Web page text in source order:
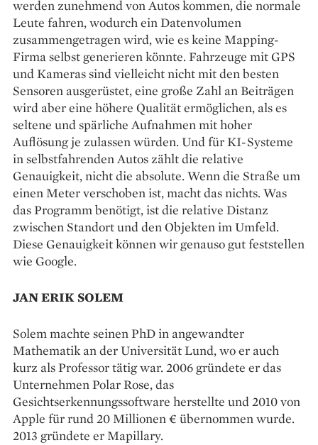
werden zunehmend von Autos kommen, die normale
Leute fahren, wodurch ein Datenvolumen
zusammengetragen wird, wie es keine Mapping-
Firma selbst generieren könnte. Fahrzeuge mit GPS
und Kameras sind vielleicht nicht mit den besten
Sensoren ausgerüstet, eine große Zahl an Beiträgen
wird aber eine höhere Qualität ermöglichen, als es
seltene und spärliche Aufnahmen mit hoher
Auflösung je zulassen würden. Und für KI-Systeme
in selbstfahrenden Autos zählt die relative
Genauigkeit, nicht die absolute. Wenn die Straße um
einen Meter verschoben ist, macht das nichts. Was
das Programm benötigt, ist die relative Distanz
zwischen Standort und den Objekten im Umfeld.
Diese Genauigkeit können wir genauso gut feststellen
wie Google.
JAN ERIK SOLEM
Solem machte seinen PhD in angewandter
Mathematik an der Universität Lund, wo er auch
kurz als Professor tätig war. 2006 gründete er das
Unternehmen Polar Rose, das
Gesichtserkennungssoftware herstellte und 2010 von
Apple für rund 20 Millionen € übernommen wurde.
2013 gründete er Mapillary.